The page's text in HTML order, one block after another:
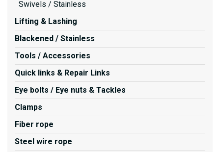
Swivels / Stainless
Lifting & Lashing
Blackened / Stainless
Tools / Accessories
Quick links & Repair Links
Eye bolts / Eye nuts & Tackles
Clamps
Fiber rope
Steel wire rope